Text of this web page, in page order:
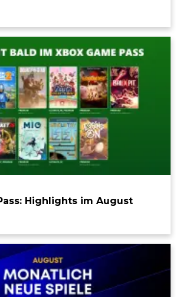
Highlights im August